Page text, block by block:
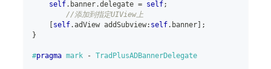
self. banner.delegate = self;
//添加到指定UIView上
self.adView addSubview: self. banner]
;
}
#pragma mark - TradPlusADBannerDelegate